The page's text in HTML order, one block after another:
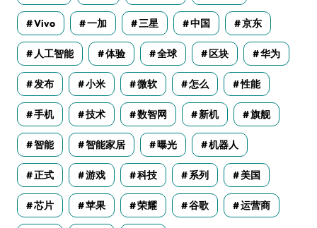
Vivo 一加 三星 中国 京东
人工智能 体验 全球 区块 华为
发布 小米 微软 怎么 性能
手机 技术 数智网 新机 旗舰
智能 智能家居 曝光 机器人
正式 游戏 科技 系列 美国
芯片 苹果 荣耀 谷歌 运营商